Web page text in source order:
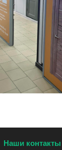
Наши контакты